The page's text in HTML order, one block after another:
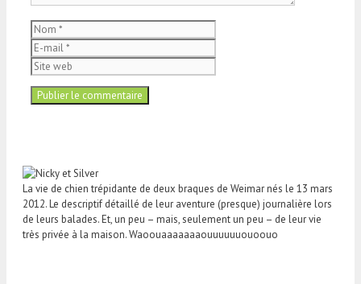
Nom
mail
web
La vie de chien trépidante de deux braques de Weimar nés le 13 mars
2012. Le descriptif détaillé de leur aventure (presque) journalière lors
de leurs balades. Et, un peu – mais, seulement un peu – de leur vie
très privée à la maison. Waoouaaaaaaaouuuuuuouoouo